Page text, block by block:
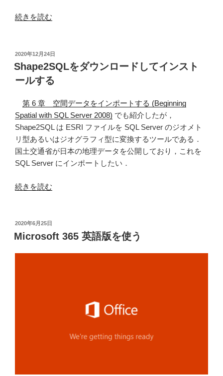
“QGIS
土
数
の
河
川
デ
ー
を
す
る”
続きを読む
投
稿
日:
2020年12月24日
Shape2SQLをダウンロードしてインスト
ールする
第 6 章 空間データをインポートする (Beginning
Spatial with SQL Server 2008) でも紹介したが，
Shape2SQL は ESRI ファイルを SQL Server のジオメト
リ型あるいはジオグラフィ型に変換するツールである．
国土交通省が日本の地理データを公開しており，これを
SQL Server にインポートしたい．
“Shape2SQL
ウ
ン
続きを読む
投
稿
日:
2020年6月25日
Microsoft 365 英語版を使う